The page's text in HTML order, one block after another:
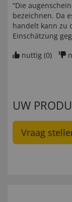
“Die
bezeichnen. Da
handelt kann zu
Einschätzung
nuttig (0)
UW
Vraag